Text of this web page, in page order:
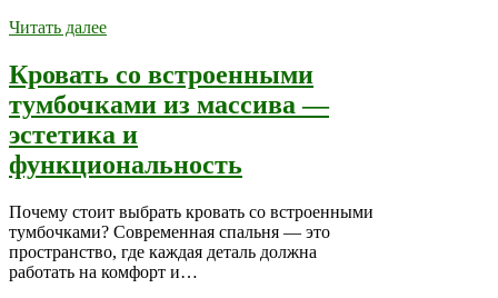
Читать далее
Кровать со встроенными
тумбочками из массива —
эстетика и
функциональность
Почему стоит выбрать кровать со встроенными
тумбочками? Современная спальня — это
пространство, где каждая деталь должна
работать на комфорт и…